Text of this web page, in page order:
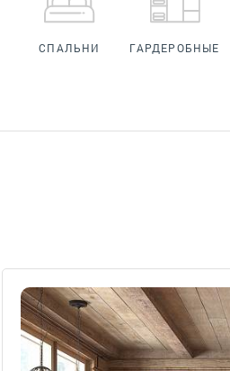
СПАЛЬНИ ГАРДЕРОБНЫЕ